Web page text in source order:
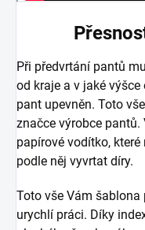
Při předvrtání pantů
od kraje a v jaké
pant upevněn. Toto
značce výrobce
papírové vodítko,
podle něj vyvrtat díry.
Toto vše Vám
urychlí práci. Díky